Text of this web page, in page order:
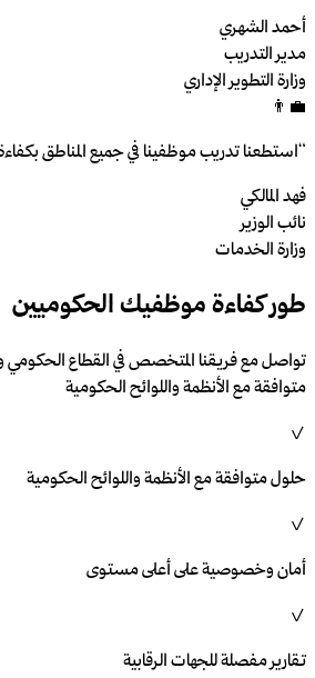
أحمد الشهري
مدير التدريب
وزارة التطوير الإداري
👨‍💼
“استطعنا تدريب موظفينا في جميع المناطق
فهد المالكي
نائب الوزير
وزارة الخدمات
طور كفاءة موظفيك الحكوميين
تواصل مع فريقنا المتخصص في القطاع
متوافقة مع الأنظمة واللوائح الحكومية
✓
حلول متوافقة مع الأنظمة واللوائح الحكومية
✓
أمان وخصوصية على أعلى مستوى
✓
تقارير مفصلة للجهات الرقابية